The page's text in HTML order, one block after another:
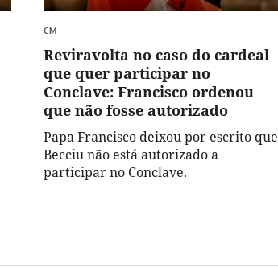
CM
Reviravolta no caso do cardeal
que quer participar no
Conclave: Francisco ordenou
que não fosse autorizado
Papa Francisco deixou por escrito que
Becciu não está autorizado a
participar no Conclave.